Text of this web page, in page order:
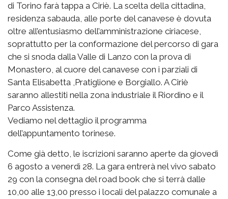
di Torino farà tappa a Ciriè. La scelta della cittadina,
residenza sabauda, alle porte del canavese è dovuta
oltre all’entusiasmo dell’amministrazione ciriacese,
soprattutto per la conformazione del percorso di gara
che si snoda dalla Valle di Lanzo con la prova di
Monastero, al cuore del canavese con i parziali di
Santa Elisabetta ,Pratiglione e Borgiallo. A Ciriè
saranno allestiti nella zona industriale il Riordino e il
Parco Assistenza.
Vediamo nel dettaglio il programma
dell’appuntamento torinese.
Come già detto, le iscrizioni saranno aperte da giovedì
6 agosto a venerdì 28. La gara entrerà nel vivo sabato
29 con la consegna del road book che si terrà dalle
10,00 alle 13,00 presso i locali del palazzo comunale a